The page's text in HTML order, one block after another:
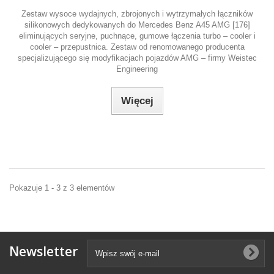
Zestaw wysoce wydajnych, zbrojonych i wytrzymałych łączników
silikonowych dedykowanych do Mercedes Benz A45 AMG [176]
eliminujących seryjne, puchnące, gumowe łączenia turbo – cooler i
cooler – przepustnica. Zestaw od renomowanego producenta
specjalizującego się modyfikacjach pojazdów AMG – firmy Weistec
Engineering
Więcej
Pokazuje 1 - 3 z 3 elementów
Newsletter